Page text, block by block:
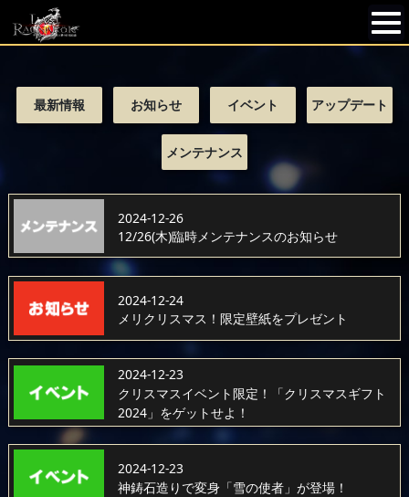
最新情報 お知らせ イベント アップデート
メンテナンス
2024-12-26
12/26(木)臨時メンテナンスのお知らせ
2024-12-24
メリクリスマス！限定壁紙をプレゼント
2024-12-23
クリスマスイベント限定！「クリスマスギフト
2024」をゲットせよ！
2024-12-23
神鋳石造りで変身「雪の使者」が登場！